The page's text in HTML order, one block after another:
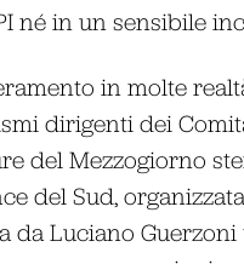
né in un sensibile
in molte
dirigenti dei
del Mezzogiorno
del Sud,
da Luciano Guerzoni